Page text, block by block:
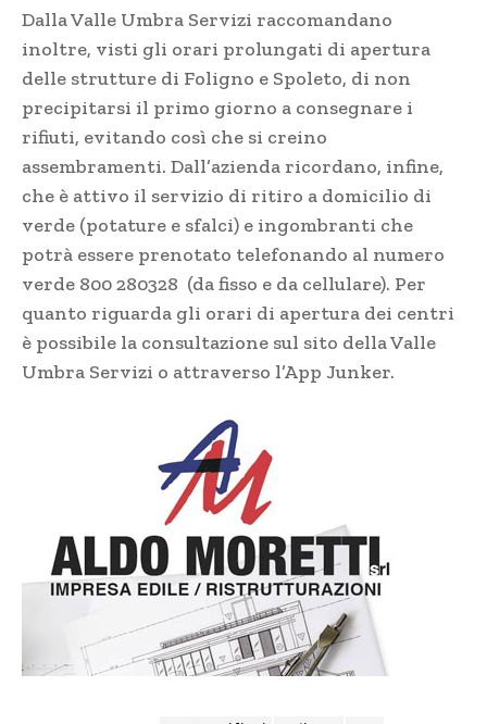
Dalla Valle Umbra Servizi raccomandano
inoltre, visti gli orari prolungati di apertura
delle strutture di Foligno e Spoleto, di non
precipitarsi il primo giorno a consegnare i
rifiuti, evitando così che si creino
assembramenti. Dall’azienda ricordano, infine,
che è attivo il servizio di ritiro a domicilio di
verde (potature e sfalci) e ingombranti che
potrà essere prenotato telefonando al numero
verde 800 280328 (da fisso e da cellulare). Per
quanto riguarda gli orari di apertura dei centri
è possibile la consultazione sul sito della Valle
Umbra Servizi o attraverso l’App Junker.